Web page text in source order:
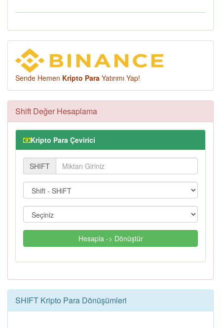
Sende Hemen Kripto Para Yatırımı Yap!
Shift Değer Hesaplama
Kripto Para Çevirici
SHIFT
Hesapla -> Dönüştür
SHIFT Kripto Para Dönüşümleri